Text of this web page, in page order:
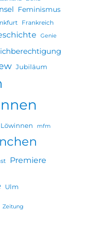
Feminismus
Frankreich
Genie
Jubiläum
Löwinnen mfm
Premiere
Ulm
Zeitung